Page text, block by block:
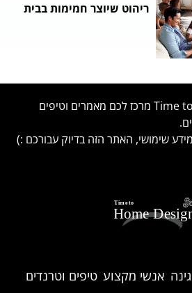
ריהוט שיוצר חמימות בבית
פורטל Time to Home Design מרכז לכם מאמרים וטיפים
שימושי, האתר הזה בדיוק עבורכם :)
אנשי מקצוע טיפים וטרנדים